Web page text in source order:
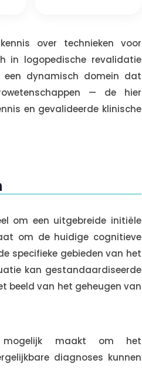
over technieken voor
in logopedische revalidatie
dynamisch domein dat
— de hier
en gevalideerde klinische
om een uitgebreide initiële
om de huidige cognitieve
specifieke gebieden van het
kan gestandaardiseerde
beeld van het geheugen van
maakt om het
diagnoses kunnen